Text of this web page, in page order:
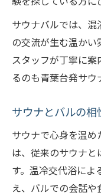
サウナバルでは、
の交流が生む温かい
スタッフが丁寧に
るのも青葉台発サウ
サウナとバルの
サウナで心身を温
は、従来のサウナ
す。温冷交代浴によ
え、バルでの会話